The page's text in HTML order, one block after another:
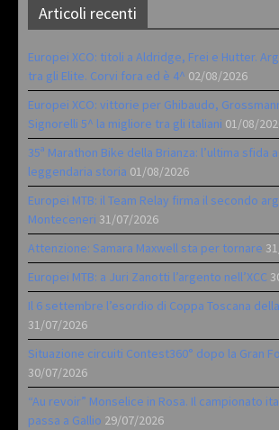
Articoli recenti
Europei XCO: titoli a Aldridge, Frei e Hutter.
tra gli Elite. Corvi fora ed è 4^ 02/08/2026
Europei XCO: vittorie per Ghibaudo,
Signorelli 5^ la migliore tra gli italiani 01/08/
35ª Marathon Bike della Brianza: l’ultima sfida
leggendaria storia 01/08/2026
Europei MTB: il Team Relay firma il secondo
Monteceneri 31/07/2026
Attenzione: Samara Maxwell sta per tornare
Europei MTB: a Juri Zanotti l’argento nell’XCC
Il 6 settembre l’esordio di Coppa Toscana
31/07/2026
Situazione circuiti Contest360° dopo la Gran
30/07/2026
“Au revoir” Monselice in Rosa. Il campionato
passa a Gallio 29/07/2026